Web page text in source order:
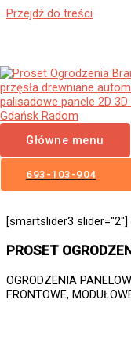
Przejdź do treści
Główne menu
693-103-904
Płoty
[smartslider3 slider="2"]
PROSET
OGRODZENIA
FRONTOWE,